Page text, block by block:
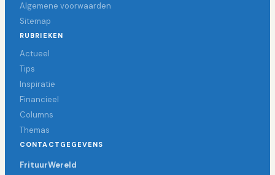
Algemene voorwaarden
Sitemap
RUBRIEKEN
Actueel
Tips
Inspiratie
Financieel
Columns
Themas
CONTACTGEGEVENS
FrituurWereld